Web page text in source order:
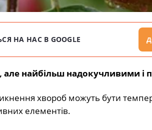
НА НАС В GOOGLE
але найбільш надокучливими і
хвороб можуть бути
елементів.